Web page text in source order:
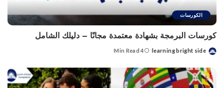
الكورسات
كورسات البرمجة بشهادة معتمدة مجانًا – دليلك الشامل
Posted
learning bright side
4 Min Read